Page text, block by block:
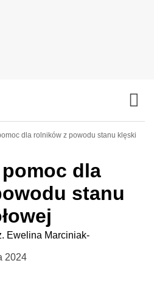
dla rolników z powodu stanu klęski
pomoc dla
stanu
Ewelina Marciniak-
2024